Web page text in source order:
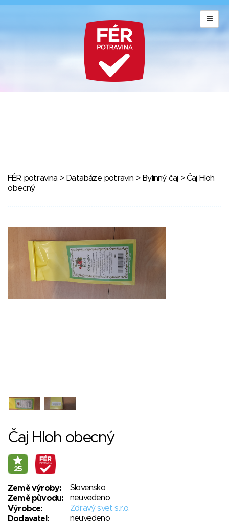
FÉR potravina > Databáze potravin > Bylinný čaj > Čaj Hloh
obecný
Čaj Hloh obecný
25
Země výroby:
Slovensko
Země původu:
neuvedeno
Výrobce:
Zdravý svet s.r.o.
Dodavatel:
neuvedeno